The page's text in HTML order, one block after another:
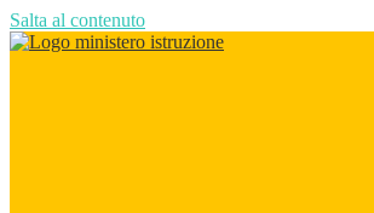
Salta al contenuto